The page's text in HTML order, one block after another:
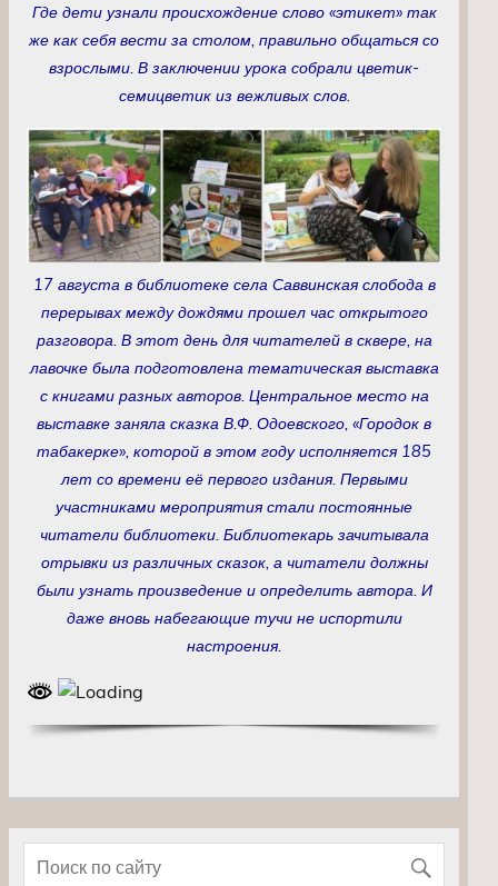
Где дети узнали происхождение слово «этикет» так
же как себя вести за столом, правильно общаться со
взрослыми. В заключении урока собрали цветик-
семицветик из вежливых слов.
17 августа в библиотеке села Саввинская слобода в
перерывах между дождями прошел час открытого
разговора. В этот день для читателей в сквере, на
лавочке была подготовлена тематическая выставка
с книгами разных авторов. Центральное место на
выставке заняла сказка В.Ф. Одоевского, «Городок в
табакерке», которой в этом году исполняется 185
лет со времени её первого издания. Первыми
участниками мероприятия стали постоянные
читатели библиотеки. Библиотекарь зачитывала
отрывки из различных сказок, а читатели должны
были узнать произведение и определить автора. И
даже вновь набегающие тучи не испортили
настроения.